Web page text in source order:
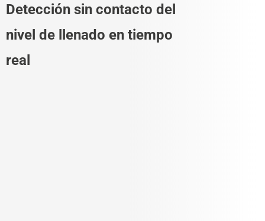
Detección sin contacto del
nivel de llenado en tiempo
real